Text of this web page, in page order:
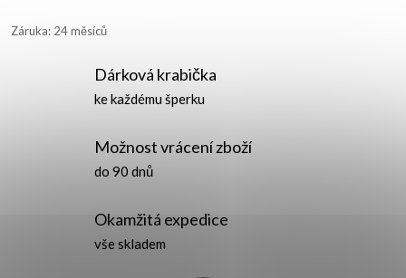
Záruka: 24 měsíců
Dárková krabička
ke každému šperku
Možnost vrácení zboží
do 90 dnů
Okamžitá expedice
vše skladem